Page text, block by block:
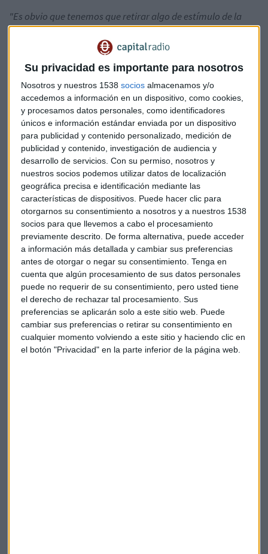
Su privacidad es importante para nosotros
Nosotros y nuestros 1538 socios almacenamos y/o
accedemos a información en un dispositivo, como cookies,
y procesamos datos personales, como identificadores
únicos e información estándar enviada por un dispositivo
para publicidad y contenido personalizado, medición de
publicidad y contenido, investigación de audiencia y
desarrollo de servicios. Con su permiso, nosotros y
nuestros socios podemos utilizar datos de localización
geográfica precisa e identificación mediante las
características de dispositivos. Puede hacer clic para
otorgarnos su consentimiento a nosotros y a nuestros 1538
socios para que llevemos a cabo el procesamiento
previamente descrito. De forma alternativa, puede acceder
a información más detallada y cambiar sus preferencias
antes de otorgar o negar su consentimiento. Tenga en
cuenta que algún procesamiento de sus datos personales
puede no requerir de su consentimiento, pero usted tiene
el derecho de rechazar tal procesamiento. Sus
preferencias se aplicarán solo a este sitio web. Puede
cambiar sus preferencias o retirar su consentimiento en
cualquier momento volviendo a este sitio y haciendo clic en
el botón "Privacidad" en la parte inferior de la página web.
"Es obvio que tenemos que retirar algo de estímulo de la
economía. Pero la historia de la política monetaria de la
Reserva Federal nos dice que una acción abrupta y agresiva
puede tener un efecto desestabilizador sobre el crecimiento
y la estabilidad de los precios que estamos tratando de
lograr”, ha señalado Daly.
Daly apoya que la Fed aumente las tasas en marzo y señala
que “es demasiado pronto para decir” cuántas veces
aumentará el banco central los tipos este año.
La atención se centrará hoy en la entrevista del presidente
de la Fed de San Luis, James Bullard,en la CNBC, después
de que la semana pasada se mostrara partidario de una
subida de 100 puntos básicos en los tipos para junio.
Este miércoles, la Reserva Federal publica lasactas de su
última reunión.Los inversores buscarán nuevas pistas
sobre sus planes de subidas de tipos, las perspectivas de
inflación o comentarios sobre el balance.